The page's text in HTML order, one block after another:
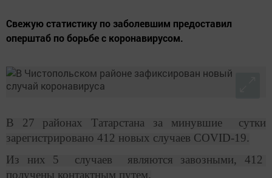
Свежую статистику по заболевшим предоставил
оперштаб по борьбе с коронавирусом.
В 27 районах Татарстана за минувшие сутки
зарегистрировано 412 новых случаев COVID-19.
Из них 5 случаев являются завозными, 412
получены контактным путем.